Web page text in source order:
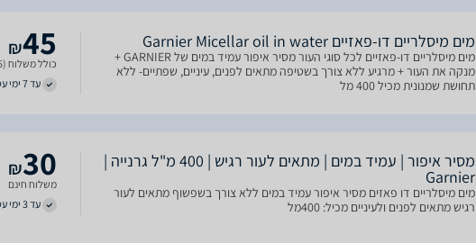
מים מיסלריים דו-פאזיים Garnier Micellar oil in water
מים מיסלריים דו-פאזיים לכל סוגי העור מסיר איפור עמיד במים של GARNIER +
מנקה את העור + מרגיע ללא צורך בשטיפה מתאים לפנים, עיניים, שפתיים- ללא
תחושת שמנונית מכיל 400 מל
45
₪
כולל משלוח (15 ₪)
עד 7 ימי עסקים
מסיר איפור | עמיד במים | מתאים לעור רגיש | 400 מ"ל גרנייה |
Garnier
מים מיסלריים דו פאזים מסיר איפור עמיד במים ללא צורך בשפשוף מתאים לעור
רגיש מתאים לפנים ולעיניים מכיל: 400מל
30
₪
משלוח חינם
עד 3 ימי עסקים